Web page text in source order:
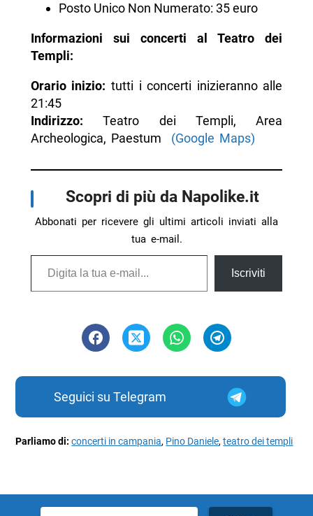
Posto Unico Non Numerato: 35 euro
Informazioni sui concerti al Teatro dei
Templi:
Orario inizio: tutti i concerti inizieranno alle
21:45
Indirizzo: Teatro dei Templi, Area
Archeologica, Paestum (Google Maps)
Scopri di più da Napolike.it
Abbonati per ricevere gli ultimi articoli inviati alla
tua e-mail.
Digita la tua e-mail...
Iscriviti
Seguici su Telegram
Parliamo di:concerti in campania, Pino Daniele,teatro dei templi